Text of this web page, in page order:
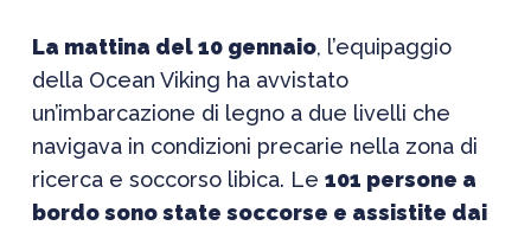
La mattina del 10 gennaio, l’equipaggio
della Ocean Viking ha avvistato
un’imbarcazione di legno a due livelli che
navigava in condizioni precarie nella zona di
ricerca e soccorso libica. Le 101 persone a
bordo sono state soccorse e assistite dai